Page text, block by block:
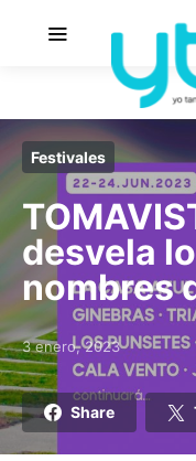
Festivales
desvela
nombres
Posted on
3 enero, 2023
Share